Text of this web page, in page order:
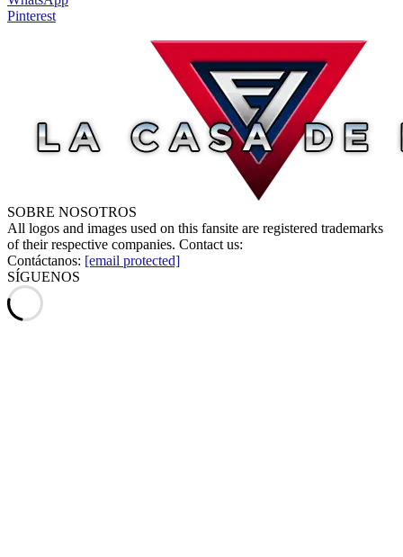
Pinterest
SOBRE NOSOTROS
All logos and images used on this fansite are registered trademarks
of their respective companies. Contact us:
Contáctanos: [email protected]
SÍGUENOS